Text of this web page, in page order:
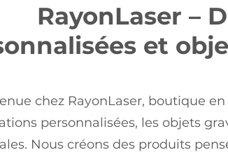
RayonLaser –
et
chez RayonLaser, boutique
personnalisées, les objets
Nous créons des produits